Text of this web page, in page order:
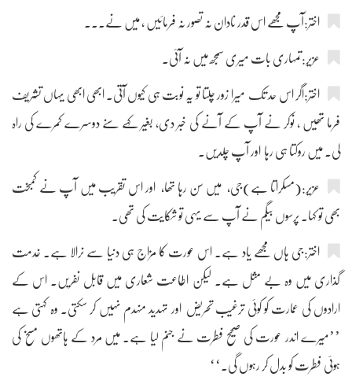
اختر:آپ مجھے اس قدر نادان نہ تصور نہ فرمائیں ، میں نے۔۔۔
عزیر:تمہاری بات میری سمجھ میں نہ آئی۔
اختر:اگر اس حد تک میرا زور چلتا تو یہ نوبت ہی کیوں آتی۔ ابھی ابھی یہاں تشریف
فرما تھیں ، نوکر نے آپ کے آنے کی خبر دی، بغیر کہے سنے دوسرے کمرے کی راہ
لی۔ میں روکتا ہی رہا اور آپ چلدیں۔
عزیر:(مسکراتا ہے)جی، میں سن رہا تھا، اور اس تقریب میں آپ نے کمبخت
بھی تو کہا۔ پرسوں بیگم نے آپ سے یہی تو شکایت کی تھی۔
اختر:جی ہاں مجھے یاد ہے۔ اس عورت کا مزاج ہی دنیا سے نرالا ہے۔ خدمت
گذاری میں وہ بے مثل ہے۔ لیکن اطاعت شعاری میں قابل نفریں۔ اس کے
ارادوں کی عمارت کو کوئی ترغیب تحریض اور تہدید منہدم نہیں کر سکتی۔ وہ کہتی ہے
’’میرے اندر عورت کی صحیح فطرت نے جنم لیا ہے۔ میں مرد کے ہاتھوں مسخ کی
ہوئی فطرت کو بدل کر رہوں گی۔‘‘